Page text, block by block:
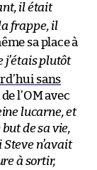
il était
frappe, il
sa place à
j’étais plutôt
sans
l’OM avec
lucarne, et
de sa vie,
n’avait
à sortir,